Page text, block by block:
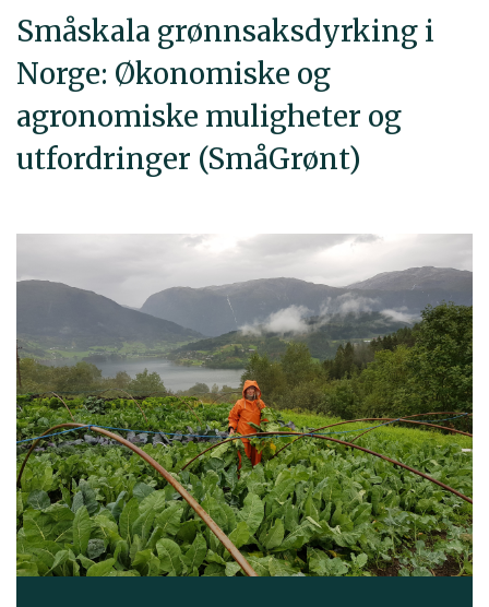
Småskala grønnsaksdyrking i
Norge: Økonomiske og
agronomiske muligheter og
utfordringer (SmåGrønt)